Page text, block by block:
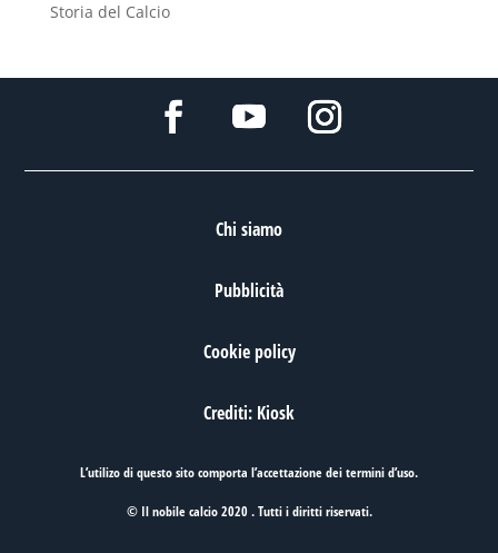
Storia del Calcio
Chi siamo
Pubblicità
Cookie policy
Crediti: Kiosk
L’utilizo di questo sito comporta l’accettazione deitermini d’uso.
© Il nobile calcio 2020 . Tutti i diritti riservati.